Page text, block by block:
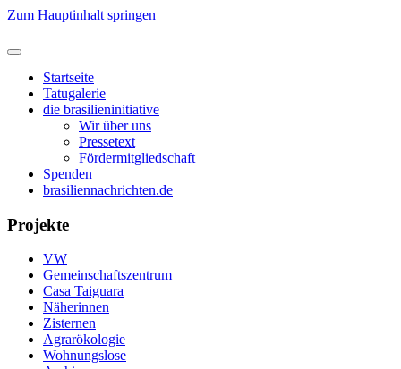
Zum Hauptinhalt springen
Startseite
Tatugalerie
die brasilieninitiative
Wir über uns
Pressetext
Fördermitgliedschaft
Spenden
brasiliennachrichten.de
Projekte
VW
Gemeinschaftszentrum
Casa Taiguara
Näherinnen
Zisternen
Agrarökologie
Wohnungslose